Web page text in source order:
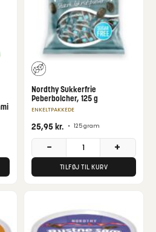
Nordthy Sukkerfrie
Peberbolcher, 125 g
ENKELTPAKKEDE
25,95kr. • 125 gram
− +
TILFØJ TIL KURV